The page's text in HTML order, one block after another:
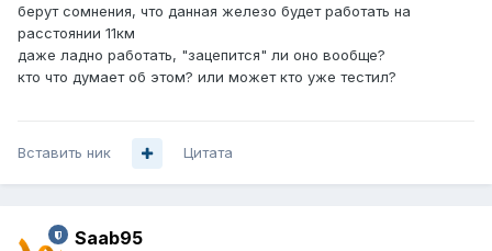
берут сомнения, что данная железо будет работать на
расстоянии 11км
даже ладно работать, "зацепится" ли оно вообще?
кто что думает об этом? или может кто уже тестил?
Вставить ник Цитата
Saab95